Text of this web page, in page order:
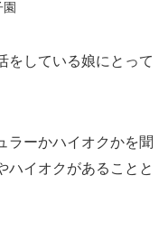
をしている娘にとって
ラーかハイオクかを聞
ハイオクがあることと